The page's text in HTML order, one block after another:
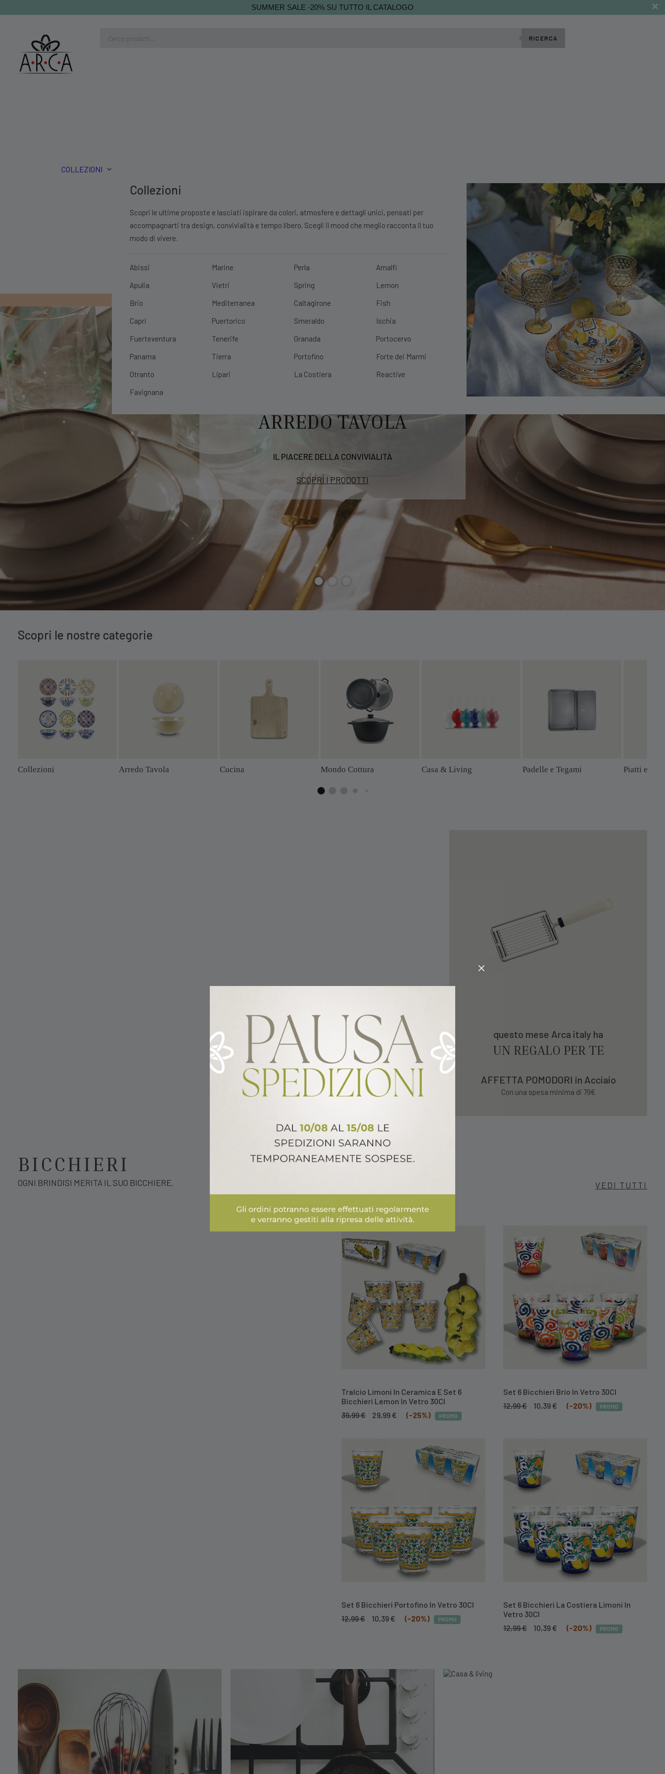
SUMMER SALE -20% SU TUTTO IL CATALOGO
RICERCA
COLLEZIONI
Collezioni
Scopri le ultime proposte e lasciati ispirare da colori, atmosfere e dettagli unici, pensati per
accompagnarti tra design, convivialità e tempo libero. Scegli il mood che meglio racconta il tuo
modo di vivere.
Abissi
Apulia
Brio
Capri
Fuerteventura
Panama
Otranto
Favignana
Marine
Vietri
Mediterranea
Puertorico
Tenerife
Tierra
Lipari
Perla
Spring
Caltagirone
Smeraldo
Granada
Portofino
La Costiera
Amalfi
Lemon
Fish
Ischia
Portocervo
Forte dei Marmi
Reactive
PRIMO ORDINE?10% DI SCONTO SCOPRI|SPEDIZIONE GRATUITA CON UN ORDINE MINIMO DI 99€
ARREDO TAVOLA
IL PIACERE DELLA CONVIVIALITÀ
SCOPRI I PRODOTTI
Scopri le nostre categorie
Collezioni Arredo Tavola Cucina Mondo Cottura Casa & Living Padelle e Tegami Piatti e
questo mese Arca italy ha
UN REGALO PER TE
AFFETTA POMODORI in Acciaio
Con una spesa minima di 79€
BICCHIERI
OGNI BRINDISI MERITA IL SUO BICCHIERE. VEDI TUTTI
Tralcio Limoni In Ceramica E Set 6
Bicchieri Lemon In Vetro 30Cl
39,99€
Il
39,99 €.
29,99€
29,99 €.
(-25%) PROMO
Set 6 Bicchieri Brio In Vetro 30Cl
12,99€
Il10,39€ (-20%) PROMO
Set 6 Bicchieri Portofino In Vetro 30Cl
12,99€
Il10,39€ (-20%) PROMO
Set 6 Bicchieri La Costiera Limoni In
Vetro 30Cl
12,99€
Il10,39€ (-20%) PROMO